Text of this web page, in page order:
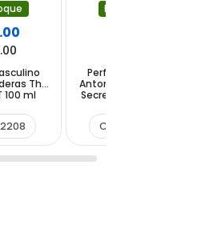
The
100 ml
Em estoque
Perfume Masculino
Antonio Banderas The
Secret Absolu EDP 100
Cód. 1436334